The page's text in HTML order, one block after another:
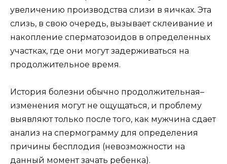
увеличению производства слизи в яичках. Эта
слизь, в свою очередь, вызывает склеивание и
накопление сперматозоидов в определенных
участках, где они могут задерживаться на
продолжительное время.
История болезни обычно продолжительная–
изменения могут не ощущаться, и проблему
выявляют только после того, как мужчина сдает
анализ на спермограмму для определения
причины бесплодия (невозможности на
данный момент зачать ребенка).